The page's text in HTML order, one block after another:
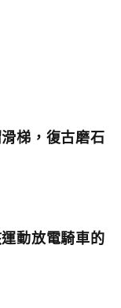
梯，復古磨石
動放電騎車的